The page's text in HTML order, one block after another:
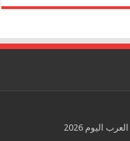
اليوم 2026